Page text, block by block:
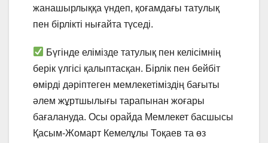
жанашырлыққа үндеп, қоғамдағы татулық
пен бірлікті нығайта түседі.
Бүгінде елімізде татулық пен келісімнің
берік үлгісі қалыптасқан. Бірлік пен бейбіт
өмірді дәріптеген мемлекетіміздің бағыты
әлем жұртшылығы тарапынан жоғары
бағалануда. Осы орайда Мемлекет басшысы
Қасым-Жомарт Кемелұлы Тоқаев та өз